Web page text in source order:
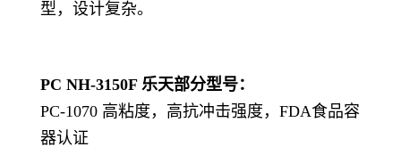
型，设计复杂。
PC NH-3150F 乐天部分型号：
PC-1070 高粘度，高抗冲击强度，FDA食品容
器认证